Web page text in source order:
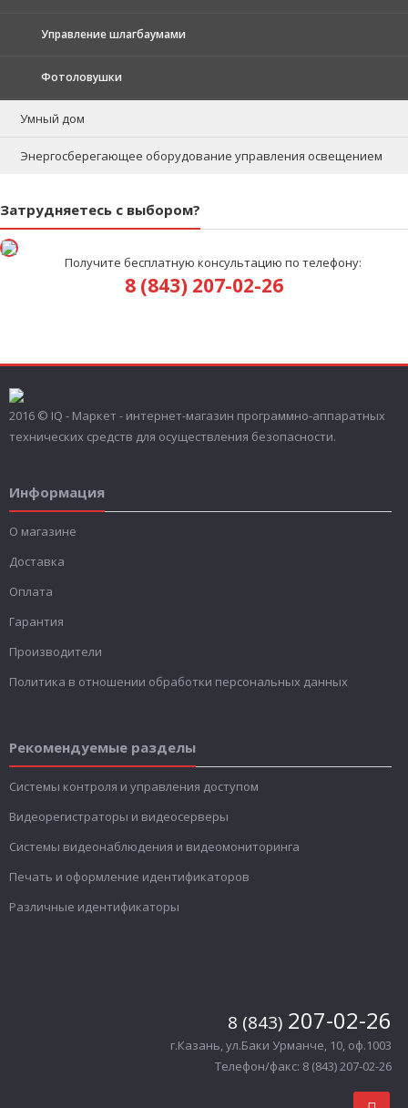
Управление шлагбаумами
Фотоловушки
Умный дом
Энергосберегающее оборудование управления освещением
Затрудняетесь с выбором?
Получите бесплатную консультацию по телефону:
8 (843) 207-02-26
2016 © IQ - Маркет - интернет-магазин программно-аппаратных
технических средств для осуществления безопасности.
Информация
О магазине
Доставка
Оплата
Гарантия
Производители
Политика в отношении обработки персональных данных
Рекомендуемые разделы
Системы контроля и управления доступом
Видеорегистраторы и видеосерверы
Системы видеонаблюдения и видеомониторинга
Печать и оформление идентификаторов
Различные идентификаторы
8 (843) 207-02-26
г.Казань, ул.Баки Урманче, 10, оф.1003
Телефон/факс: 8 (843) 207-02-26